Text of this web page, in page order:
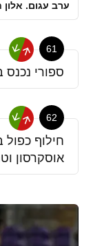
ערב עגום. אלון
61
ספורי
62
חילוף כפול
אוסקרסון